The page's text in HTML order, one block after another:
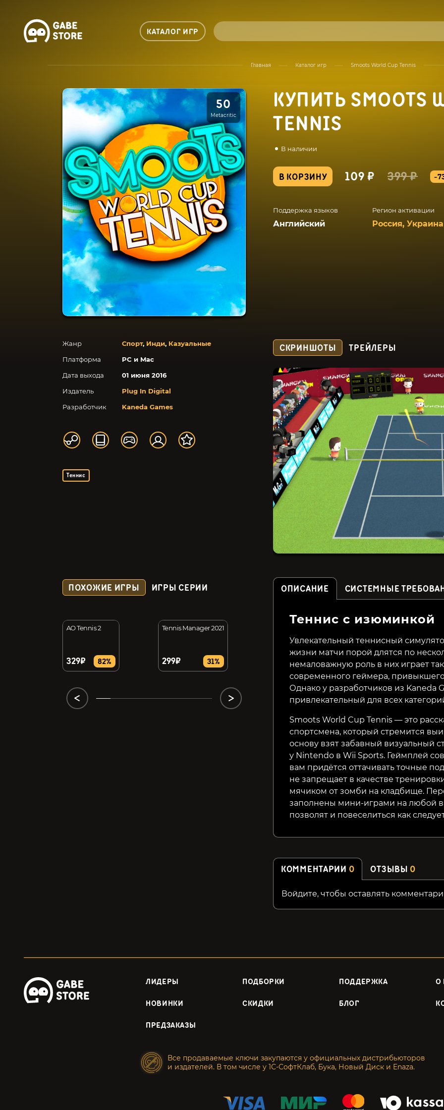
КАТАЛОГ ИГР
Главная Каталог игр Smoots World Cup Tennis
50
Metacritic
КУПИТЬ SMOOTS
TENNIS
В наличии
В КОРЗИНУ 109 ₽ 399 ₽ -
Поддержка языков
Английский
Регион активации
Россия,
Жанр Спорт, Инди, Казуальные
Платформа
PC и Mac
Дата выхода
01 июня 2016
Издатель
Plug In Digital
Разработчик
Kaneda Games
Теннис
СКРИНШОТЫ ТРЕЙЛЕРЫ
ПОХОЖИЕ ИГРЫ ИГРЫ СЕРИИ
AO Tennis 2
329₽ 82%
Tennis Manager 2021
299₽ 31%
Championships
35% 699₽ 58%
ОПИСАНИЕ СИСТЕМНЫЕ
Теннис с изюминкой
Увлекательный теннисный
жизни матчи порой длятся по
немаловажную роль в них играет
современного геймера,
Однако у разработчиков из Kaneda
привлекательный для всех
Smoots World Cup Tennis — это
спортсмена, который стремится
основу взят забавный визуальный
у Nintendo в Wii Sports. Геймплей
вам придётся оттачивать точные
не запрещает в качестве
мячиком от зомби на кладбище.
заполнены мини-играми на любой
позволят и повеселиться как
КОММЕНТАРИИ 0 ОТЗЫВЫ 0
Войдите, чтобы оставлять
ЛИДЕРЫ ПОДБОРКИ ПОДДЕРЖКА О
НОВИНКИ СКИДКИ БЛОГ
ПРЕДЗАКАЗЫ
Все продаваемые ключи закупаются у официальных дистрибьюторов
и издателей. В том числе у 1С-СофтКлаб, Бука, Новый Диск и Enaza.